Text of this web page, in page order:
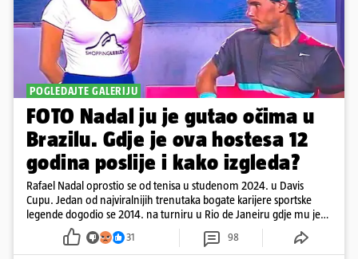
POGLEDAJTE GALERIJU
FOTO Nadal ju je gutao očima u
Brazilu. Gdje je ova hostesa 12
godina poslije i kako izgleda?
Rafael Nadal oprostio se od tenisa u studenom 2024. u Davis
Cupu. Jedan od najviralnijih trenutaka bogate karijere sportske
legende dogodio se 2014. na turniru u Rio de Janeiru gdje mu je
pažnju odvlačila ljepotica iza klupe
31 98